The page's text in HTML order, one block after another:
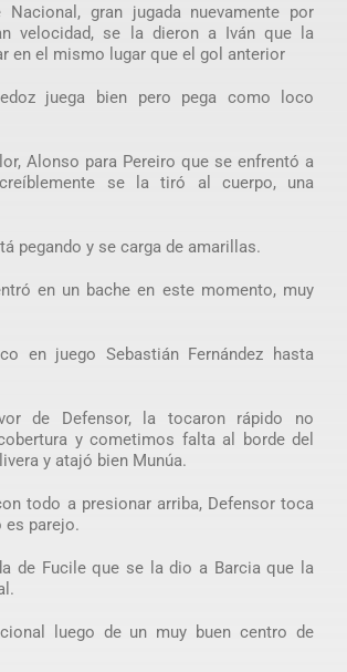
Nacional, gran jugada nuevamente por
velocidad, se la dieron a Iván que la
en el mismo lugar que el gol anterior
juega bien pero pega como loco
Alonso para Pereiro que se enfrentó a
se la tiró al cuerpo, una
pegando y se carga de amarillas.
en un bache en este momento, muy
en juego Sebastián Fernández hasta
de Defensor, la tocaron rápido no
y cometimos falta al borde del
y atajó bien Munúa.
todo a presionar arriba, Defensor toca
es parejo.
de Fucile que se la dio a Barcia que la
luego de un muy buen centro de